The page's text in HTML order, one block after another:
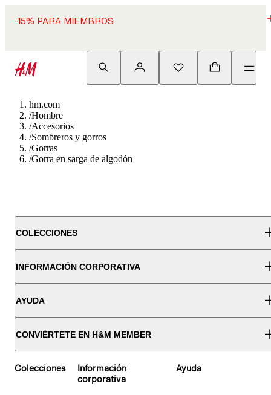
-15% PARA MIEMBROS
hm.com
/Hombre
/Accesorios
/Sombreros y gorros
/Gorras
/Gorra en sarga de algodón
COLECCIONES
INFORMACIÓN CORPORATIVA
AYUDA
CONVIÉRTETE EN H&M MEMBER
Colecciones
Información
corporativa
Ayuda